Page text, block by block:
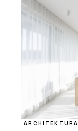
ARCHITEKTURA